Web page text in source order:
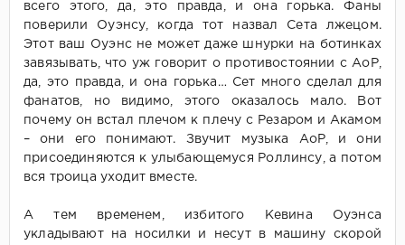
всего этого, да, это правда, и она горька. Фаны
поверили Оуэнсу, когда тот назвал Сета лжецом.
Этот ваш Оуэнс не может даже шнурки на ботинках
завязывать, что уж говорит о противостоянии с АоР,
да, это правда, и она горька… Сет много сделал для
фанатов, но видимо, этого оказалось мало. Вот
почему он встал плечом к плечу с Резаром и Акамом
– они его понимают. Звучит музыка АоР, и они
присоединяются к улыбающемуся Роллинсу, а потом
вся троица уходит вместе.
А тем временем, избитого Кевина Оуэнса
укладывают на носилки и несут в машину скорой